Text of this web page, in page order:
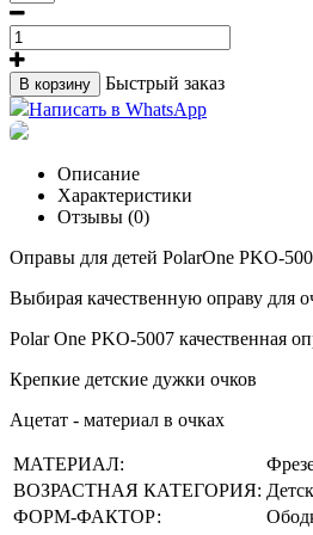
В корзину
Быстрый заказ
Написать в WhatsApp
Описание
Характеристики
Отзывы (0)
Оправы для детей PolarOne PKO-
Выбирая качественную оправу для
Polar One PKO-5007 качественная
Крепкие детские дужки очков
Ацетат - материал в очках
МАТЕРИАЛ:
ВОЗРАСТНАЯ КАТЕГОРИЯ:
ФОРМ-ФАКТОР: